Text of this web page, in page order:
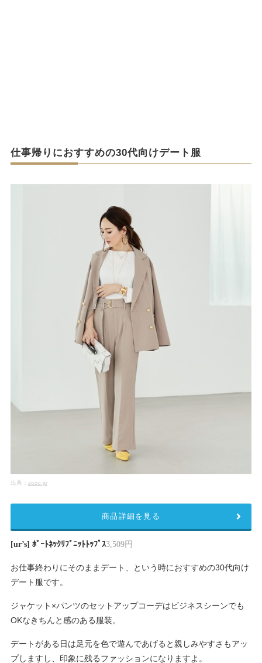
仕事帰りにおすすめの30代向けデート服
出典： zozo.jp
[ur’s] ﾎﾞｰﾄﾈｯｸﾘﾌﾞﾆｯﾄﾄｯﾌﾟｽ3,509円
お仕事終わりにそのままデート、という時におすすめの30代向け
デート服です。
ジャケット×パンツのセットアップコーデはビジネスシーンでも
OKなきちんと感のある服装。
デートがある日は足元を色で遊んであげると親しみやすさもアッ
プしますし、印象に残るファッションになりますよ。
商品詳細を見る